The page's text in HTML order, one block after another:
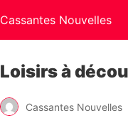
Cassantes Nouvelles
Loisirs à
Cassantes Nouvelles